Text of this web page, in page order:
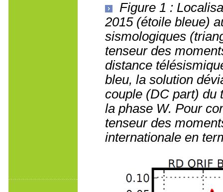
Figure 1 :
2015 (étoile bleue)
sismologiques
tenseur des
distance
bleu, la solution
couple (DC part) du
la phase W. Pour
tenseur des
internationale en